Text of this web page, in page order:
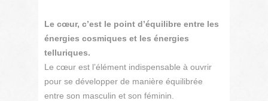
Le cœur, c’est le point d’équilibre entre les
énergies cosmiques et les énergies
telluriques.
Le cœur est l’élément indispensable à ouvrir
pour se développer de manière équilibrée
entre son masculin et son féminin.